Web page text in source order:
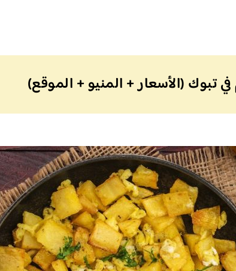
تبوك (الأسعار + المنيو + الموقع)